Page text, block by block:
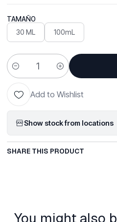
TAMAÑO
30 ML 100mL
Quantity
Add to Wishlist
Show stock from locations
SHARE THIS PRODUCT
You might also